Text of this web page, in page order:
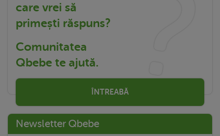
care vrei să
primești răspuns?
Comunitatea
Qbebe te ajută.
ÎNTREABĂ
Newsletter Qbebe